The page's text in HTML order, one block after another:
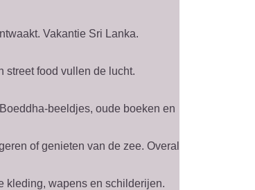
Vakantie Sri Lanka.
street food vullen de lucht.
beeldjes, oude boeken en
of genieten van de zee. Overal
kleding, wapens en schilderijen.